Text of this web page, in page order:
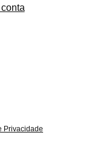
Privacidade